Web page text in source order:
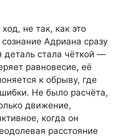
не так, как это
Адриана сразу
деталь стала чёткой —
равновесие, её
к обрыву, где
Не было расчёта,
движение,
когда он
расстояние